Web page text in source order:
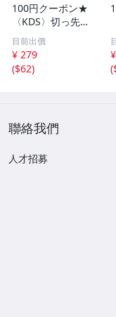
100円クーポン★
〈KDS〉切っ先カ
ッター S-18 JA
N：4954183138
868
目前出價
¥ 279
($62)
(
聯絡我們
人才招募